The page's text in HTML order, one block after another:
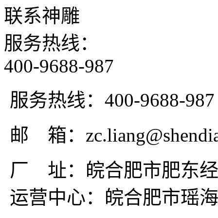
联系神雕
服务热线：
400-9688-987
服务热线：400-9688-987
邮 箱：
厂 址：皖合肥市肥东
运营中心：皖合肥市瑶